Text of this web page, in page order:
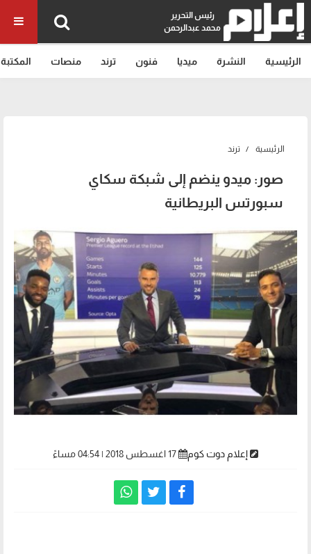
رئيس التحرير
محمد عبدالرحمن
الرئيسية النشرة ميديا فنون ترند منصات المكتبة
الرئيسية ترند
صور: ميدو ينضم إلى شبكة سكاي
سبورتس البريطانية
إعلام دوت كوم